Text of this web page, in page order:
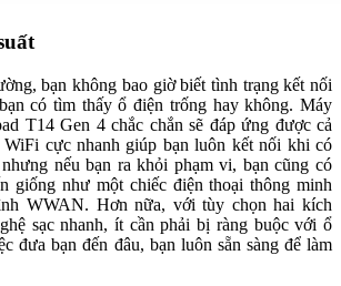
bạn không bao giờ biết tình trạng kết nối
có tìm thấy ổ điện trống hay không. Máy
T14 Gen 4 chắc chắn sẽ đáp ứng được cả
cực nhanh giúp bạn luôn kết nối khi có
nếu bạn ra khỏi phạm vi, bạn cũng có
giống như một chiếc điện thoại thông minh
WWAN. Hơn nữa, với tùy chọn hai kích
sạc nhanh, ít cần phải bị ràng buộc với ổ
đưa bạn đến đâu, bạn luôn sẵn sàng để làm